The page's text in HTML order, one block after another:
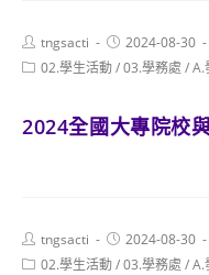
Post
author:
tngsacti
Post
published:
2024-08-30
Post02.學生活動/03.學務處 /A.
2024全國大專院校
Post
author:
tngsacti
Post
published:
2024-08-30
Post02.學生活動/03.學務處 /A.